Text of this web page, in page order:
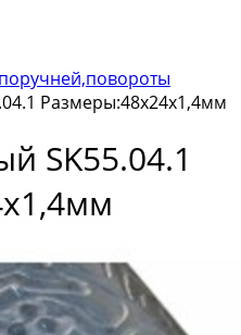
Размеры:48х24х1,4мм
SK55.04.1